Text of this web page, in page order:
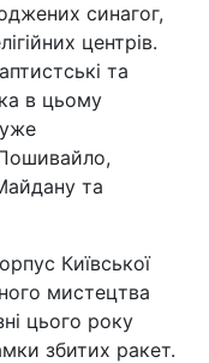
синагог,
центрів.
та
в цьому
та
Київської
мистецтва
цього року
збитих ракет.